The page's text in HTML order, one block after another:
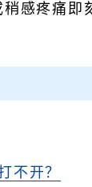
感疼痛即
不开？